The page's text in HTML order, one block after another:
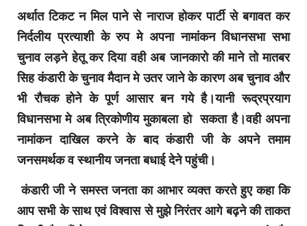
अर्थात टिकट न मिल पाने से नाराज होकर पार्टी से बगावत कर
निर्दलीय प्रत्याशी के रुप मे अपना नामांकन विधानसभा सभा
चुनाव लड़ने हेतू कर दिया वही अब जानकारो की माने तो मातबर
सिह कंडारी के चुनाव मैदान मे उतर जाने के कारण अब चुनाव और
भी रौचक होने के पूर्ण आसार बन गये है।यानी रूद्रप्रयाग
विधानसभा मे अब त्रिकोणीय मुकाबला हो सकता है।वही अपना
नामांकन दाखिल करने के बाद कंडारी जी के अपने तमाम
जनसमर्थक व स्थानीय जनता बधाई देने पहुंची।
कंडारी जी ने समस्त जनता का आभार व्यक्त करते हुए कहा कि
आप सभी के साथ एवं विश्वास से मुझे निरंतर आगे बढ़ने की ताकत